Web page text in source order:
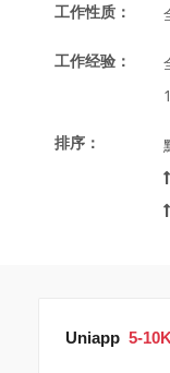
工作性质：
工作经验：
排序：
Uniapp 5-10K